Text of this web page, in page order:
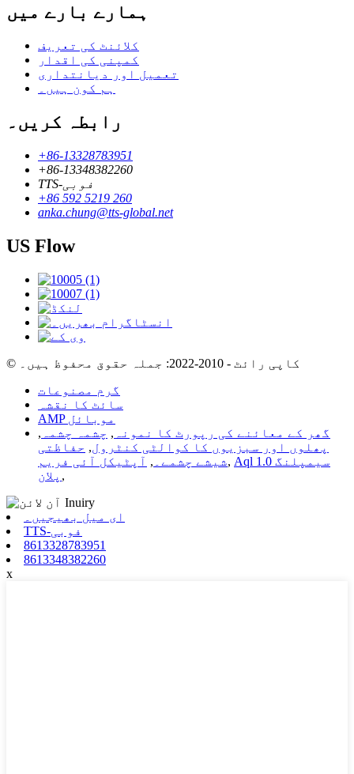
ہمارے بارے میں
کلائنٹ کی تعریف
کمپنی کی اقدار
تعمیل اور دیانتداری
ہم کون ہیں۔
رابطہ کریں۔
+86-13328783951
+86-13348382260
TTS-فوبی
+86 592 5219 260
anka.chung@tts-global.net
US Flow
© کاپی رائٹ - 2010-2022: جملہ حقوق محفوظ ہیں۔
گرم مصنوعات
سائٹ کا نقشہ
AMP موبائل
گھر کے معائنے کی رپورٹ کا نمونہ , چشمہ چشمہ ,
پھلوں اور سبزیوں کا کوالٹی کنٹرول, حفاظتی
شیشے چشمے۔ , آپٹیکل آئی فریم , Aql 1.0 سیمپلنگ
پلان ,
ای میل بھیجیں۔
TTS-فوبی
8613328783951
8613348382260
x